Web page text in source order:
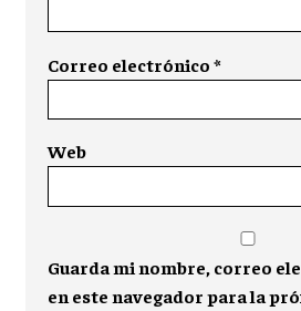
Correo electrónico*
Web
Guarda mi nombre, correo
en este navegador para la